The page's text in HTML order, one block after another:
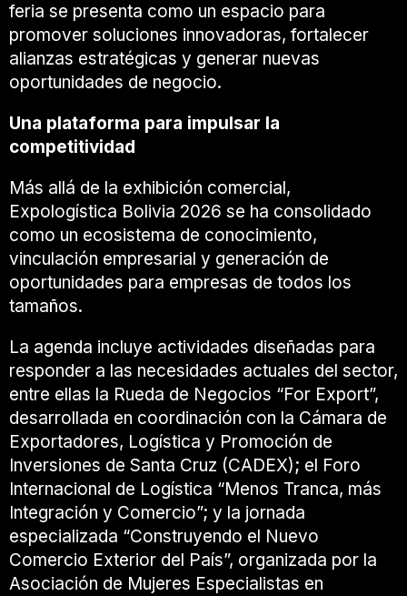
feria se presenta como un espacio para
promover soluciones innovadoras, fortalecer
alianzas estratégicas y generar nuevas
oportunidades de negocio.
Una plataforma para impulsar la
competitividad
Más allá de la exhibición comercial,
Expologística Bolivia 2026 se ha consolidado
como un ecosistema de conocimiento,
vinculación empresarial y generación de
oportunidades para empresas de todos los
tamaños.
La agenda incluye actividades diseñadas para
responder a las necesidades actuales del sector,
entre ellas la Rueda de Negocios “For Export”,
desarrollada en coordinación con la Cámara de
Exportadores, Logística y Promoción de
Inversiones de Santa Cruz (CADEX); el Foro
Internacional de Logística “Menos Tranca, más
Integración y Comercio”; y la jornada
especializada “Construyendo el Nuevo
Comercio Exterior del País”, organizada por la
Asociación de Mujeres Especialistas en